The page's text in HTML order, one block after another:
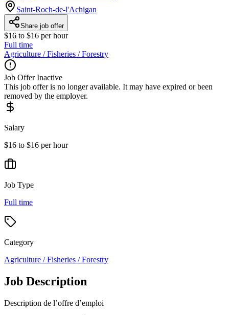
Saint-Roch-de-l'Achigan
Share job offer
$16 to $16 per hour
Full time
Agriculture / Fisheries / Forestry
Job Offer Inactive
This job offer is no longer available. It may have expired or been
removed by the employer.
Salary
$16 to $16 per hour
Job Type
Full time
Category
Agriculture / Fisheries / Forestry
Job Description
Description de l’offre d’emploi